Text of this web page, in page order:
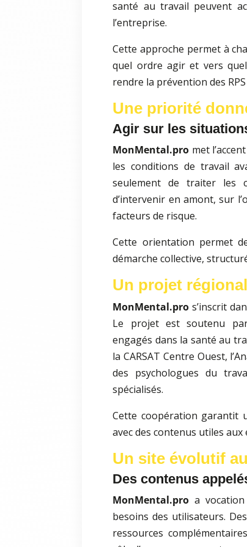
santé au travail peuvent
l’entreprise.
Cette approche permet à
quel ordre agir et vers
rendre la prévention des
Une priorité
Agir sur les
MonMental.pro met
les conditions de travail
seulement de traiter les
d’intervenir en amont, sur
facteurs de risque.
Cette orientation permet
démarche collective,
Un projet
MonMental.pro s’inscrit
Le projet est soutenu
engagés dans la santé au
la CARSAT Centre Ouest,
des psychologues du
spécialisés.
Cette coopération garantit
avec des contenus utiles
Un site évolutif
Des contenus
MonMental.pro a
besoins des utilisateurs.
ressources